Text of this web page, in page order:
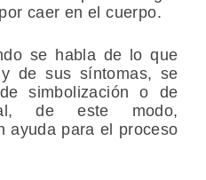
caer en el cuerpo.
se habla de lo que
de sus síntomas, se
simbolización o de
de este modo,
ayuda para el proceso